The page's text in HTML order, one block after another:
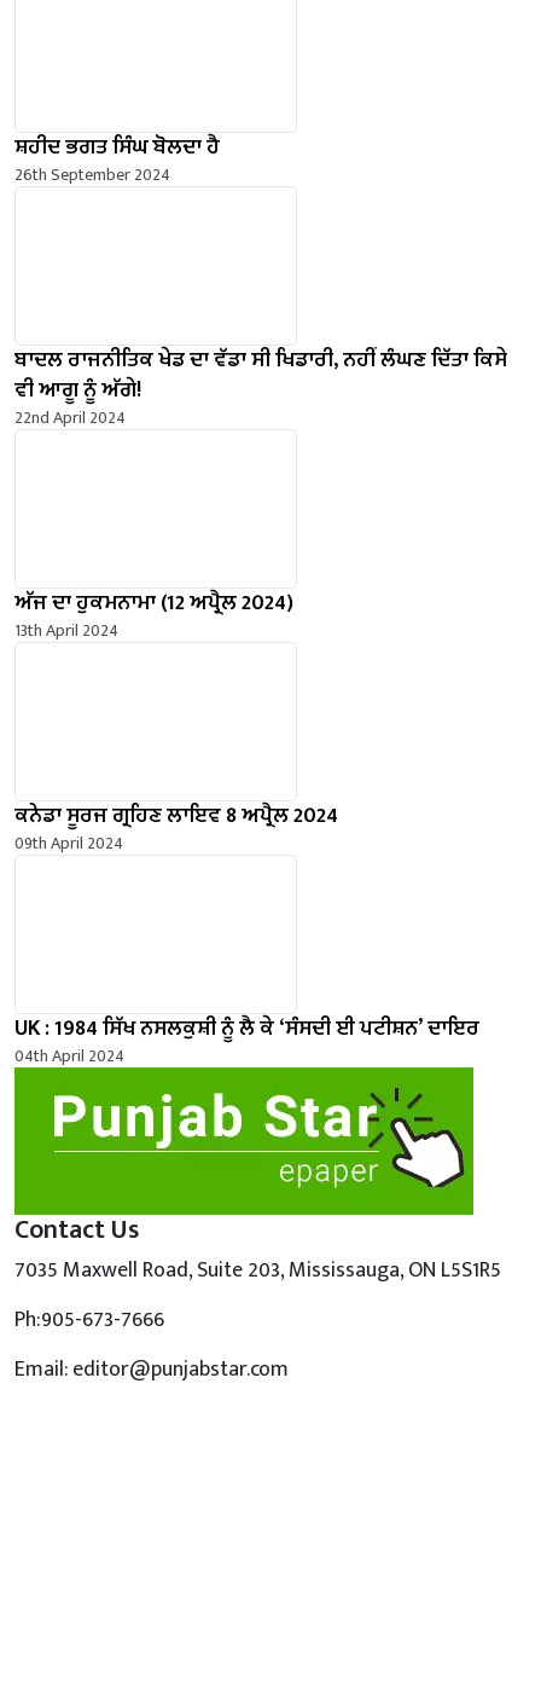
ਸ਼ਹੀਦ ਭਗਤ ਸਿੰਘ ਬੋਲਦਾ ਹੈ
26th September 2024
ਬਾਦਲ ਰਾਜਨੀਤਿਕ ਖੇਡ ਦਾ ਵੱਡਾ ਸੀ ਖਿਡਾਰੀ, ਨਹੀਂ ਲੰਘਣ ਦਿੱਤਾ ਕਿਸੇ
ਵੀ ਆਗੂ ਨੂੰ ਅੱਗੇ!
22nd April 2024
ਅੱਜ ਦਾ ਹੁਕਮਨਾਮਾ (12 ਅਪ੍ਰੈਲ 2024)
13th April 2024
ਕਨੇਡਾ ਸੂਰਜ ਗ੍ਰਹਿਣ ਲਾਇਵ 8 ਅਪ੍ਰੈਲ 2024
09th April 2024
UK : 1984 ਸਿੱਖ ਨਸਲਕੁਸ਼ੀ ਨੂੰ ਲੈ ਕੇ ‘ਸੰਸਦੀ ਈ ਪਟੀਸ਼ਨ’ ਦਾਇਰ
04th April 2024
Contact Us
7035 Maxwell Road, Suite 203, Mississauga, ON L5S1R5
Ph:905-673-7666
Email: editor@punjabstar.com